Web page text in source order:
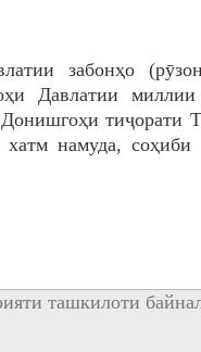
забонҳо
Давлатии миллии
тиҷорати
намуда, соҳиби
ташкилоти